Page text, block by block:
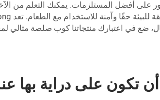
على أفضل المستلزمات. يمكنك التعلم من
ضع في اعتبارك منتجاتنا كوب صلصة مثالي
تكون على دراية بها